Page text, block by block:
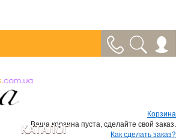
Корзина
Ваша корзина пуста, сделайте свой заказ.
Как сделать заказ?
КАТАЛОГ